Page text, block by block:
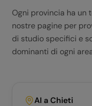
Ogni provincia ha un
nostre pagine per
di studio specifici e
dominanti di ogni
AI aChieti